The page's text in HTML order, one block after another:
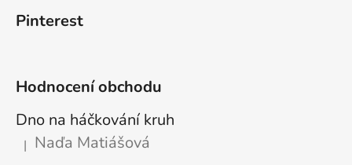
Pinterest
Hodnocení obchodu
Dno na háčkování kruh
Hodnocení produktu je 5 z 5 hvězdiček.
| Naďa Matiášová